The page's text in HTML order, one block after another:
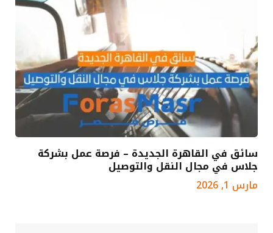
سائق في القاهرة الجديدة – فرصة عمل بشركة
جلاس في مجال النقل والتوصيل
مارس 1, 2026